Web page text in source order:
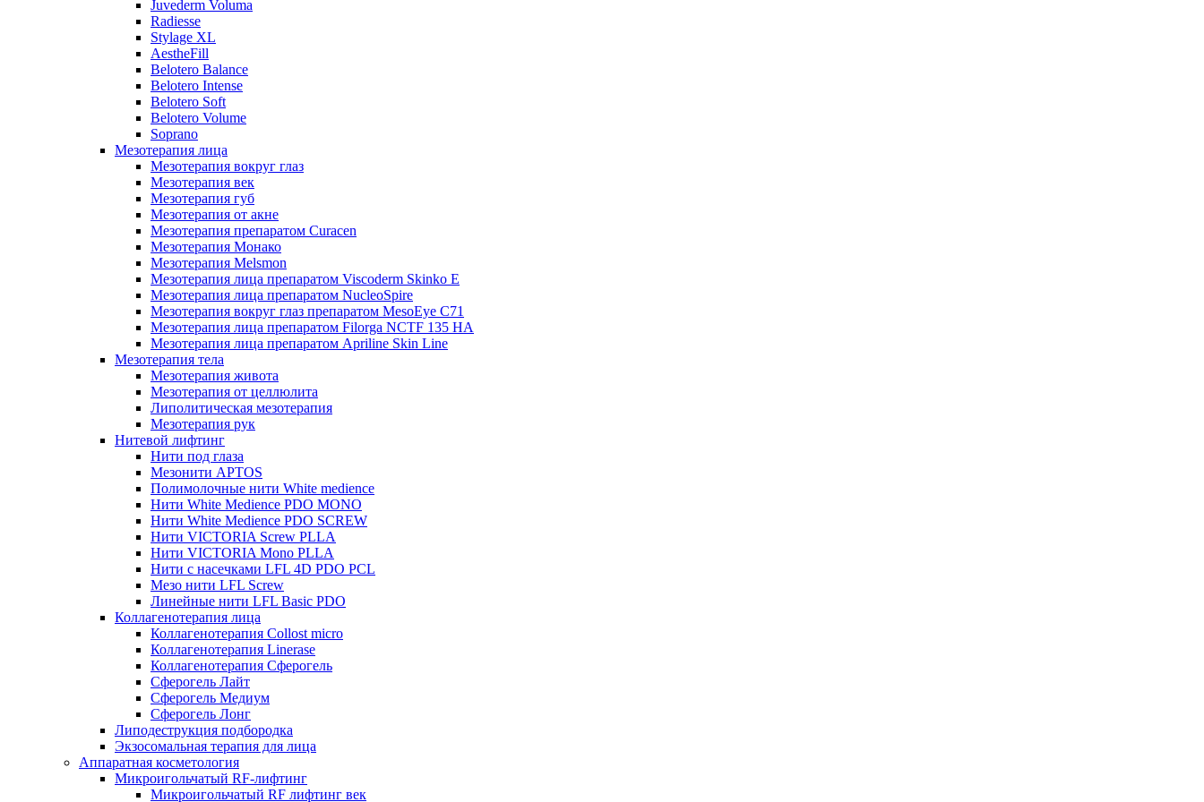
Juvederm Voluma
Radiesse
Stylage XL
AestheFill
Belotero Balance
Belotero Intense
Belotero Soft
Belotero Volume
Soprano
Мезотерапия лица
Мезотерапия вокруг глаз
Мезотерапия век
Мезотерапия губ
Мезотерапия от акне
Мезотерапия препаратом Curacen
Мезотерапия Монако
Мезотерапия Melsmon
Мезотерапия лица препаратом Viscoderm Skinko E
Мезотерапия лица препаратом NucleoSpire
Мезотерапия вокруг глаз препаратом MesoEye С71
Мезотерапия лица препаратом Filorga NCTF 135 HA
Мезотерапия лица препаратом Apriline Skin Line
Мезотерапия тела
Мезотерапия живота
Мезотерапия от целлюлита
Липолитическая мезотерапия
Мезотерапия рук
Нитевой лифтинг
Нити под глаза
Мезонити APTOS
Полимолочные нити White medience
Нити White Medience PDO MONO
Нити White Medience PDO SCREW
Нити VICTORIA Screw PLLA
Нити VICTORIA Mono PLLA
Нити с насечками LFL 4D PDO PCL
Мезо нити LFL Screw
Линейные нити LFL Basic PDO
Коллагенотерапия лица
Коллагенотерапия Collost micro
Коллагенотерапия Linerase
Коллагенотерапия Сферогель
Сферогель Лайт
Сферогель Медиум
Сферогель Лонг
Липодеструкция подбородка
Экзосомальная терапия для лица
Аппаратная косметология
Микроигольчатый RF-лифтинг
Микроигольчатый RF лифтинг век